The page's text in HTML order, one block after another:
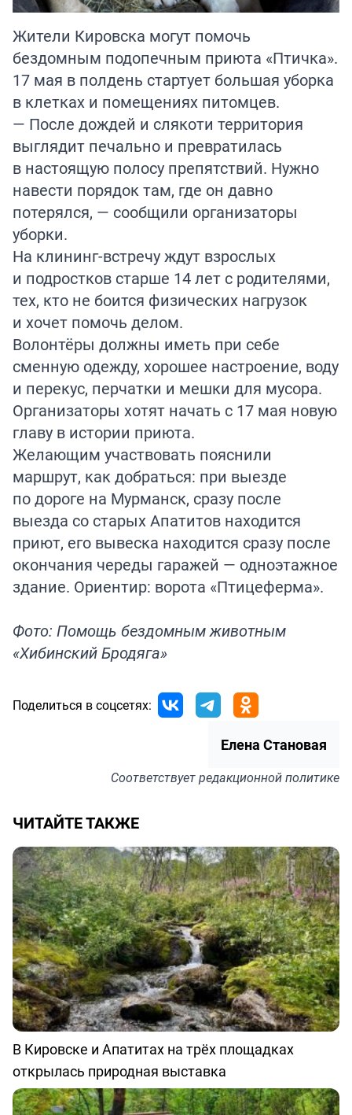
Жители Кировска могут помочь
бездомным подопечным приюта «Птичка».
17 мая в полдень стартует большая уборка
в клетках и помещениях питомцев.
— После дождей и слякоти территория
выглядит печально и превратилась
в настоящую полосу препятствий. Нужно
навести порядок там, где он давно
потерялся, — сообщили организаторы
уборки.
На клининг-встречу ждут взрослых
и подростков старше 14 лет с родителями,
тех, кто не боится физических нагрузок
и хочет помочь делом.
Волонтёры должны иметь при себе
сменную одежду, хорошее настроение, воду
и перекус, перчатки и мешки для мусора.
Организаторы хотят начать с 17 мая новую
главу в истории приюта.
Желающим участвовать пояснили
маршрут, как добраться: при выезде
по дороге на Мурманск, сразу после
выезда со старых Апатитов находится
приют, его вывеска находится сразу после
окончания череды гаражей — одноэтажное
здание. Ориентир: ворота «Птицеферма».
Фото: Помощь бездомным животным
«Хибинский Бродяга»
Поделиться в соцсетях:
Елена Становая
Соответствуетредакционной политике
ЧИТАЙТЕ ТАКЖЕ
В Кировске и Апатитах на трёх площадках
открылась природная выставка